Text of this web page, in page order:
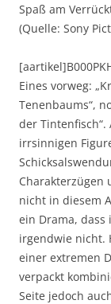
Spaß am
(Quelle: Sony
Eines vorweg:
Tenenbaums“,
der
irrsinnigen
Charakterzügen
nicht in diesem
ein Drama,
irgendwie nicht.
einer extremen
verpackt
Seite jedoch